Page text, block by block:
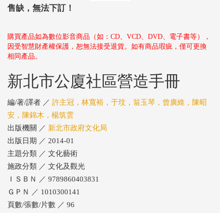
售缺，無法下訂！
購買產品如為數位影音商品（如：CD、VCD、DVD、電子書等），
因受智慧財產權保護，恕無法接受退貨。如有商品瑕疵，僅可更換
相同產品。
新北市公廈社區營造手冊
編/著/譯者 ／ 許主冠，林寬裕，于玟，翁玉琴，曾廣維，陳昭
安，陳錦木，楊筑雲
出版機關 ／ 新北市政府文化局
出版日期 ／ 2014-01
主題分類 ／ 文化藝術
施政分類 ／ 文化及觀光
ＩＳＢＮ ／ 9789860403831
ＧＰＮ ／ 1010300141
頁數/張數/片數 ／ 96